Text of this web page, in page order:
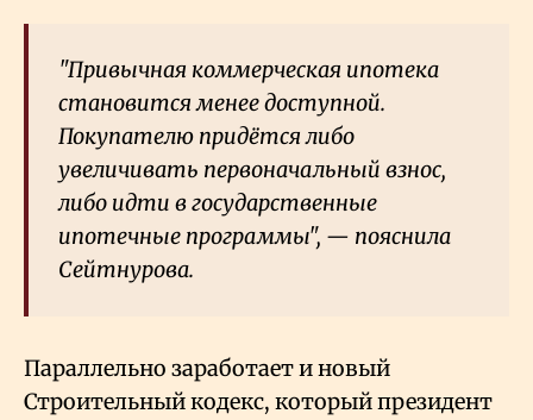
"Привычная коммерческая ипотека
становится менее доступной.
Покупателю придётся либо
увеличивать первоначальный взнос,
либо идти в государственные
ипотечные программы", — пояснила
Сейтнурова.
Параллельно заработает и новый
Строительный кодекс, который президент